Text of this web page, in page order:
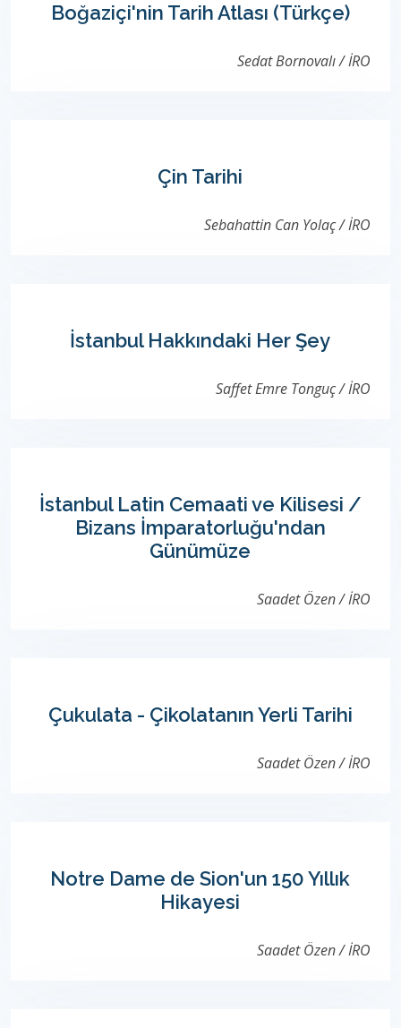
Boğaziçi'nin Tarih Atlası (Türkçe)
Sedat Bornovalı / İRO
Çin Tarihi
Sebahattin Can Yolaç / İRO
İstanbul Hakkındaki Her Şey
Saffet Emre Tonguç / İRO
İstanbul Latin Cemaati ve Kilisesi /
Bizans İmparatorluğu'ndan
Günümüze
Saadet Özen / İRO
Çukulata - Çikolatanın Yerli Tarihi
Saadet Özen / İRO
Notre Dame de Sion'un 150 Yıllık
Hikayesi
Saadet Özen / İRO